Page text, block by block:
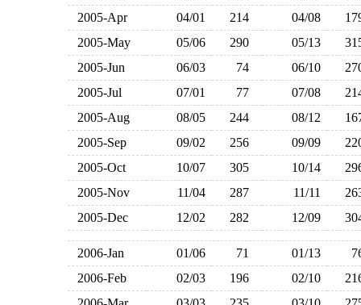
2005-Apr
04/01 214 04/08
2005-May
05/06 290 05/13
2005-Jun
06/03 74 06/10
2005-Jul
07/01 77 07/08
2005-Aug
08/05 244 08/12
2005-Sep
09/02 256 09/09
2005-Oct
10/07 305 10/14
2005-Nov
11/04 287 11/11
2005-Dec
12/02 282 12/09
2006-Jan 01/06 71 01/13
2006-Feb
02/03 196 02/10